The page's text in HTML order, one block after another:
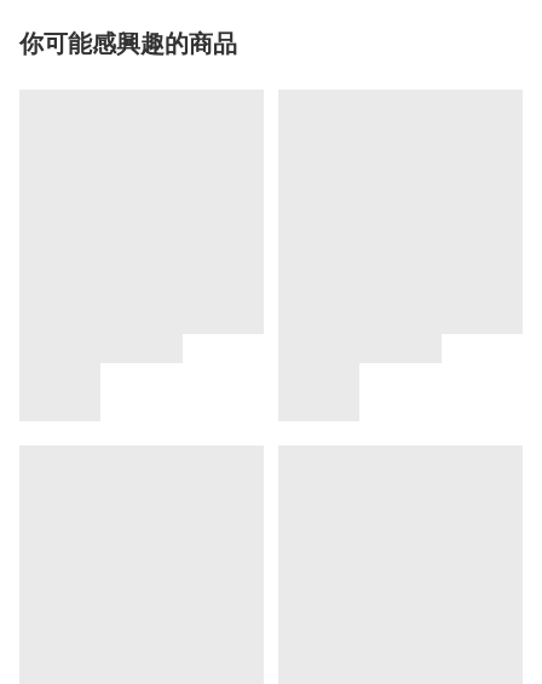
你可能感興趣的商品